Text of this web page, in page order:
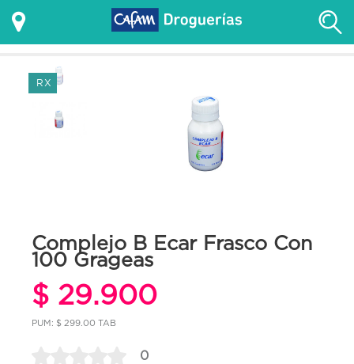
RX
Complejo B Ecar Frasco Con
100 Grageas
$ 29.900
PUM: $ 299.00 TAB
0